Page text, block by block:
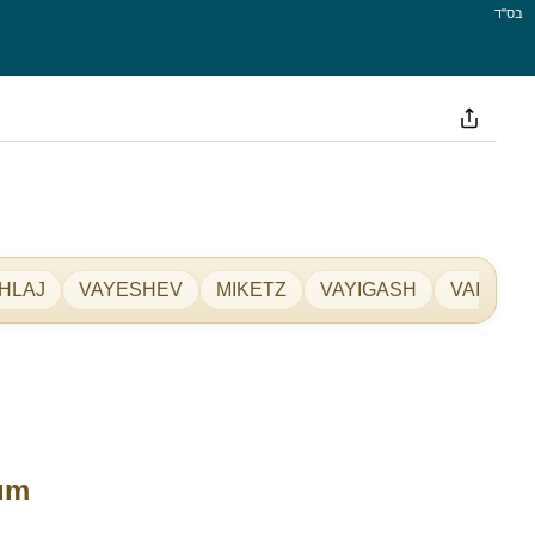
בס''ד
VAYESHEV MIKETZ VAYIGASH VAIEJÍ